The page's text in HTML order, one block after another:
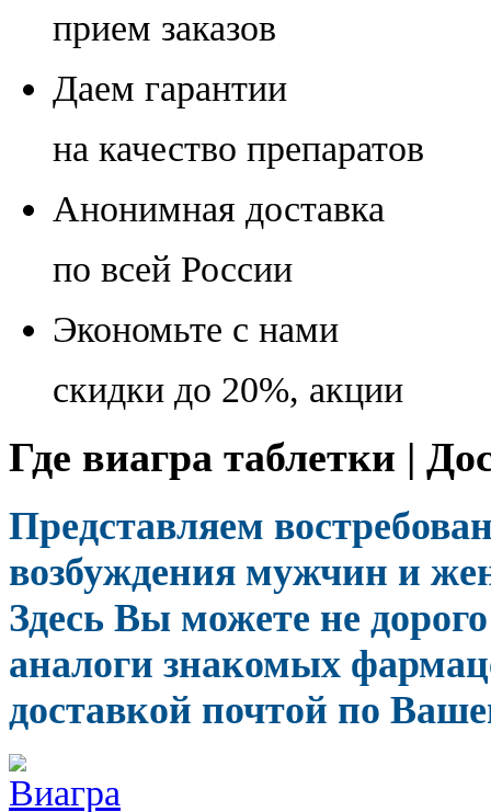
прием заказов
Даем гарантии
на качество препаратов
Анонимная доставка
по всей России
Экономьте с нами
скидки до 20%, акции
Где виагра таблетки |
Представляем
возбуждения мужчин и
Здесь Вы можете не
аналоги знакомых
доставкой почтой по